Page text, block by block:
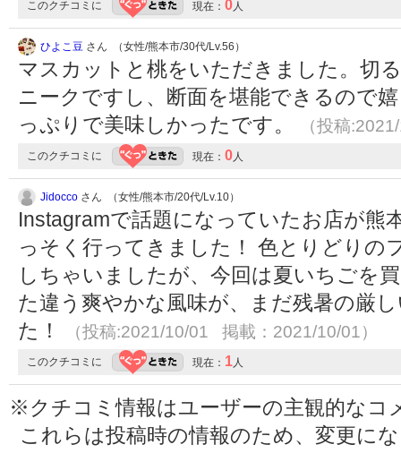
このクチコミに 現在： 0人
ひよこ豆 さん （女性/熊本市/30代/Lv.56）
マスカットと桃をいただきました。切
ニークですし、断面を堪能できるので
っぷりで美味しかったです。
（投稿
このクチコミに 現在： 0人
Jidocco さん （女性/熊本市/20代/Lv.10）
Instagramで話題になっていたお店が熊
っそく行ってきました！ 色とりどりの
しちゃいましたが、今回は夏いちごを
た違う爽やかな風味が、まだ残暑の厳
た！
（投稿:2021/10/01 掲載：2021/10/01）
このクチコミに 現在： 1人
※クチコミ情報はユーザーの主観的なコ
これらは投稿時の情報のため、変更に